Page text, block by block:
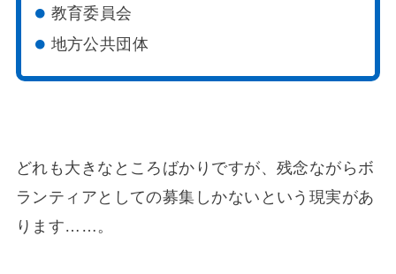
教育委員会
地方公共団体
どれも大きなところばかりですが、残念ながらボ
ランティアとしての募集しかないという現実があ
ります……。